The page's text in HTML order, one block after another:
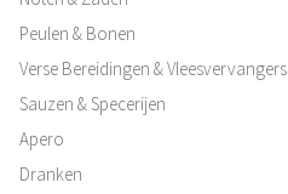
Peulen & Bonen
Verse Bereidingen & Vleesvervangers
Sauzen & Specerijen
Apero
Dranken